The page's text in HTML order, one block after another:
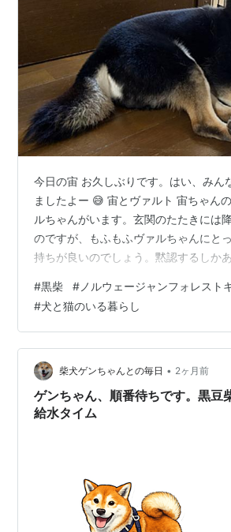
今日の宙 お久しぶりです。はい、みん
ましたよー 😅 宙とヴァルト 宙ちゃん
ルちゃんがいます。玄関のたたきには
のですが、もふもふヴァルちゃんにと
持ちが良いのでしょう。黙認するしか
が、食いしん坊はもちろんのことお野
す。キッチンで野菜を切っていると側
ちます。きゅうり、人参、キャベツ、
等々、生でも茹でたものでもなんでも
い！」。銀ちゃんは茹でて小さく刻ん
いましたが、宙ちゃんは何でも大好き
#黒柴 # ノルウェージャンフォレスト
#犬と猫のいる暮らし
柴犬ゲンちゃんとの毎日 • 2ヶ月前
ゲンちゃん、順番待ちです。黒豆
給水タイム